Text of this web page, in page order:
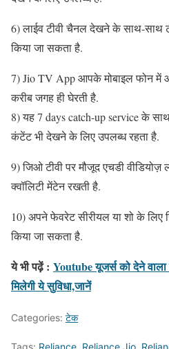
6) लाईव टीवी चैनल देखने के साथ-साथ
किया जा सकता है.
7) Jio TV App आपके मोबाइल फोन
करीब जगह ही घेरती है.
8) यह 7 days catch-up service के
कंटेंट भी देखने के लिए उपलब्ध रहता है.
9) जिओ टीवी पर मौजूद एचडी वीडियोज़
क्वॉलिटी मेंटेन रखती है.
10) अपने फेवरेट सीरीयल या शो के लिए
किया जा सकता है.
ये भी पढ़ें : Youtube यूजर्स को देने
मिलेगी ये सुविधा,जानें
Categories: टेक
Tags: Reliance Reliance Jio